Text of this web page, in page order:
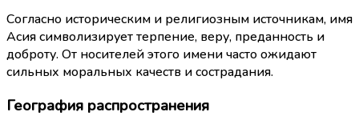
Согласно историческим и религиозным источникам, имя
Асия символизирует терпение, веру, преданность и
доброту. От носителей этого имени часто ожидают
сильных моральных качеств и сострадания.
География распространения